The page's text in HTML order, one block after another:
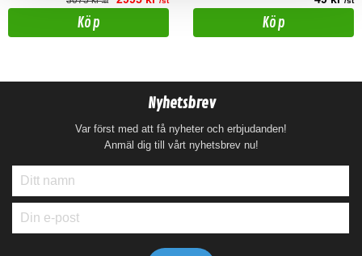
Köp Köp
Nyhetsbrev
Var först med att få nyheter och erbjudanden!
Anmäl dig till vårt nyhetsbrev nu!